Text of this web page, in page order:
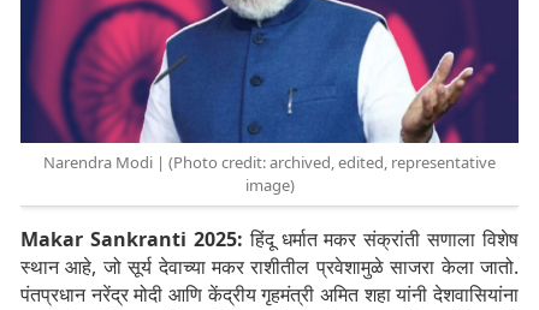
Narendra Modi | (Photo credit: archived, edited, representative
image)
Makar Sankranti 2025:हिंदू धर्मात मकर संक्रांती सणाला विशेष
स्थान आहे, जो सूर्य देवाच्या मकर राशीतील प्रवेशामुळे साजरा केला जातो.
पंतप्रधान नरेंद्र मोदी आणि केंद्रीय गृहमंत्री अमित शहा यांनी देशवासियांना